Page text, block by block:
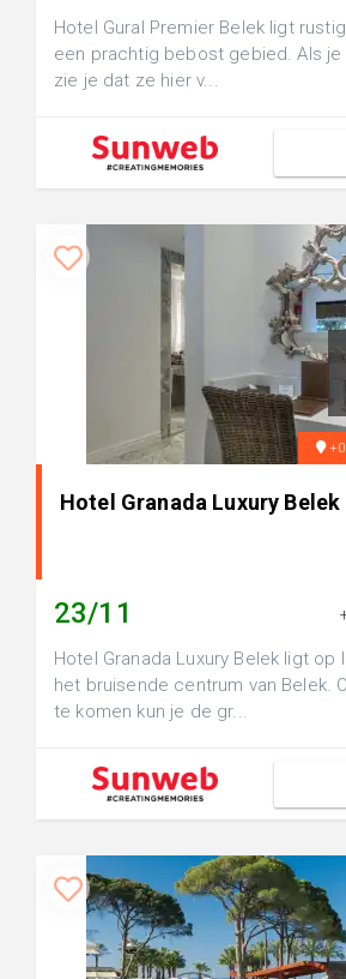
Hotel Gural Premier Belek ligt
een prachtig bebost gebied. Als je
zie je dat ze hier v...
Hotel Granada Luxury
23/11
Hotel Granada Luxury Belek ligt op
het bruisende centrum van Belek.
te komen kun je de gr...